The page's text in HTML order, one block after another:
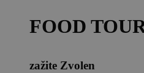
FOOD
zažite Zvolen